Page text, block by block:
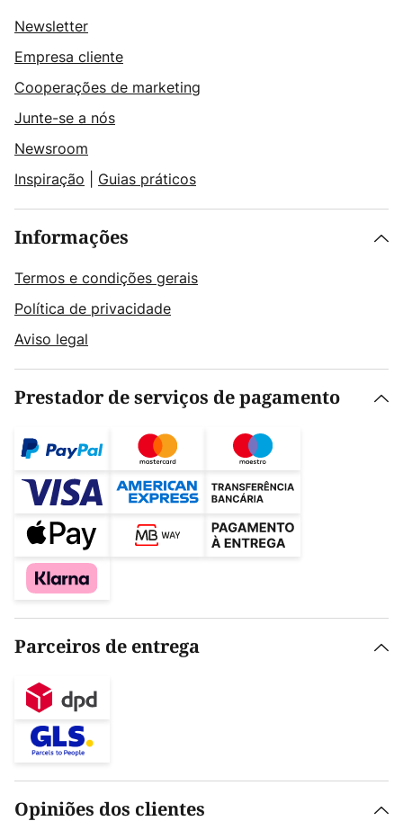
Newsletter
Empresa cliente
Cooperações de marketing
Junte-se a nós
Newsroom
Inspiração
Guias práticos
Informações
Termos e condições gerais
Política de privacidade
Aviso legal
Prestador de serviços de pagamento
Parceiros de entrega
Opiniões dos clientes